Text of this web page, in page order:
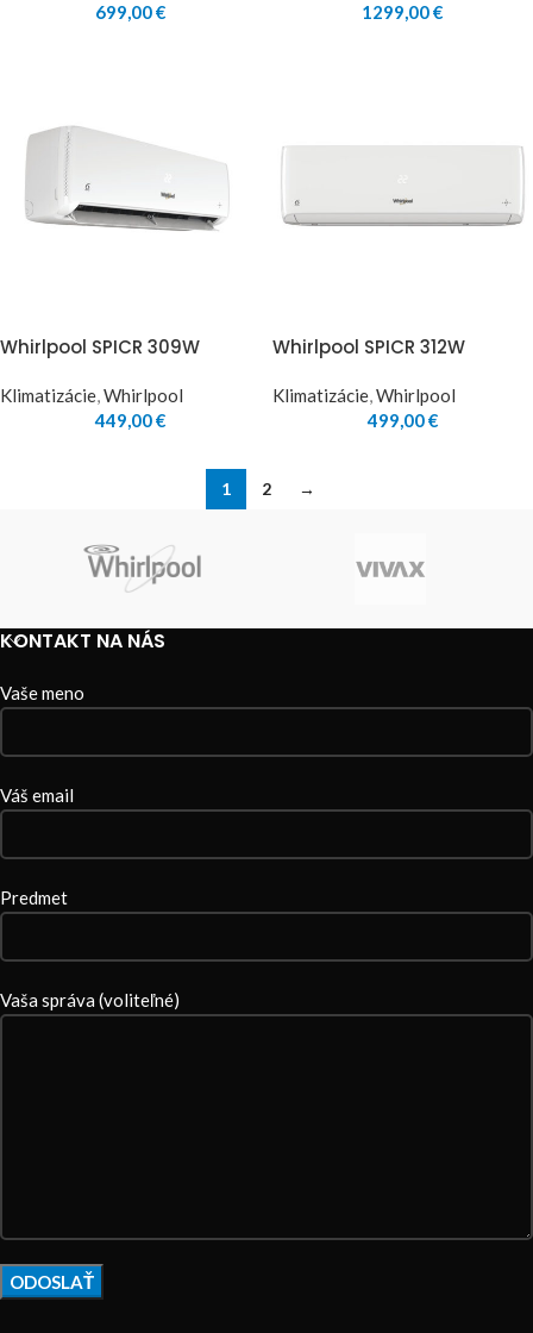
699,00€
1299,00€
Whirlpool SPICR 309W
Klimatizácie,Whirlpool
449,00€
Whirlpool SPICR 312W
Klimatizácie,Whirlpool
499,00€
1 2 →
KONTAKT NA NÁS
Vaše meno
Váš email
Predmet
Vaša správa (voliteľné)